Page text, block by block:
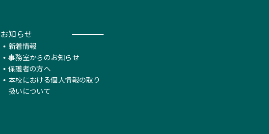
お知らせ
新着情報
事務室からのお知らせ
保護者の方へ
本校における個人情報の取り
扱いについて